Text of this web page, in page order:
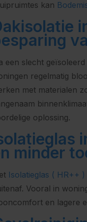
kan
een slecht
regelmatig
met materialen
oplossing.
minder
Isolatieglas ( HR++ )
Vooral in
en lagere